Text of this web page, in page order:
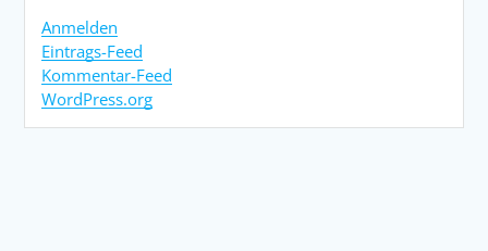
Anmelden
Eintrags-Feed
Kommentar-Feed
WordPress.org